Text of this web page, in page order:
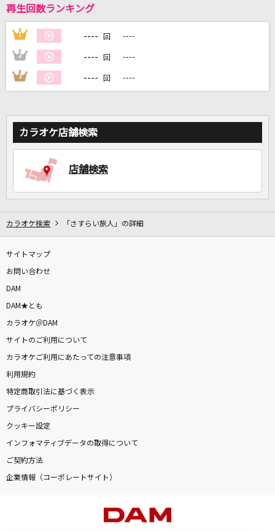
カラオケをもっと楽しもう！
家族や友達と一緒に！練習にも！
再生回数ランキング
1 ---- 回 ----
2 ---- 回 ----
3 ---- 回 ----
カラオケ店舗検索
店舗検索
カラオケ検索 「さすらい旅人」の詳細
サイトマップ
お問い合わせ
DAM
DAM★とも
カラオケ＠DAM
サイトのご利用について
カラオケご利用にあたっての注意事項
利用規約
特定商取引法に基づく表示
プライバシーポリシー
クッキー設定
インフォマティブデータの取得について
ご契約方法
企業情報（コーポレートサイト）